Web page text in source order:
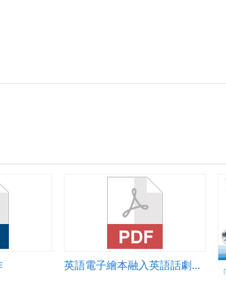
英語電子繪本融入英語話劇教學